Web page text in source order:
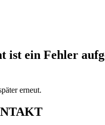
ist ein Fehler
erneut.